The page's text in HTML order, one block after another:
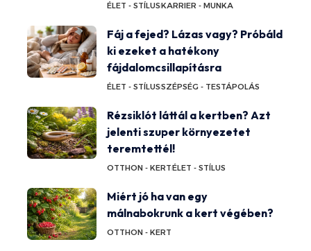
ÉLET - STÍLUSKARRIER - MUNKA
Fáj a fejed? Lázas vagy? Próbáld
ki ezeket a hatékony
fájdalomcsillapításra
ÉLET - STÍLUSSZÉPSÉG - TESTÁPOLÁS
Rézsiklót láttál a kertben? Azt
jelenti szuper környezetet
teremtettél!
OTTHON - KERTÉLET - STÍLUS
Miért jó ha van egy
málnabokrunk a kert végében?
OTTHON - KERT